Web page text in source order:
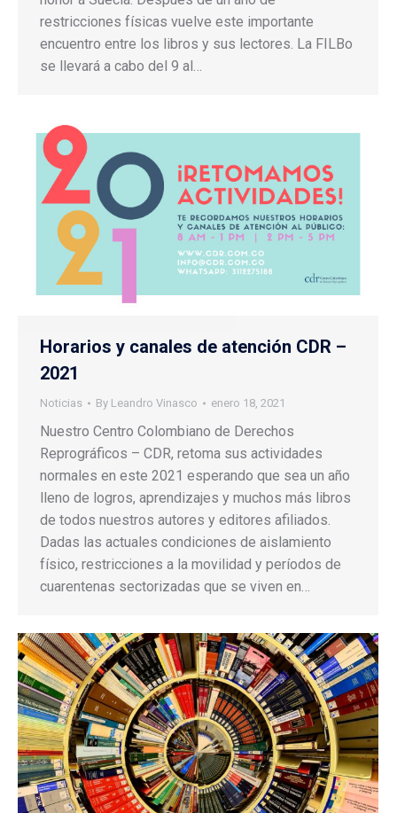
restricciones físicas vuelve este importante
encuentro entre los libros y sus lectores. La FILBo
se llevará a cabo del 9 al…
Horarios y canales de atención CDR –
2021
Noticias By Leandro Vinasco enero 18, 2021
Nuestro Centro Colombiano de Derechos
Reprográficos – CDR, retoma sus actividades
normales en este 2021 esperando que sea un año
lleno de logros, aprendizajes y muchos más libros
de todos nuestros autores y editores afiliados.
Dadas las actuales condiciones de aislamiento
físico, restricciones a la movilidad y períodos de
cuarentenas sectorizadas que se viven en…